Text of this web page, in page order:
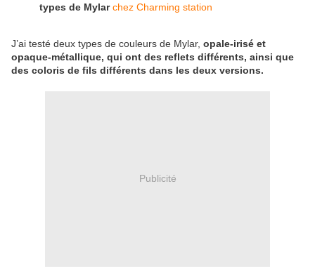
types de Mylar chez Charming station
J’ai testé deux types de couleurs de Mylar, opale-irisé et
opaque-métallique, qui ont des reflets différents, ainsi que
des coloris de fils différents dans les deux versions.
Publicité